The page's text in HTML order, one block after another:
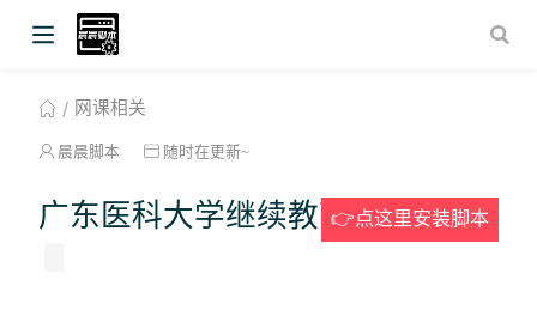
网课相关
晨晨脚本 随时在更新~
广东医科大学继续教育综合平台
👉点这里安装脚本